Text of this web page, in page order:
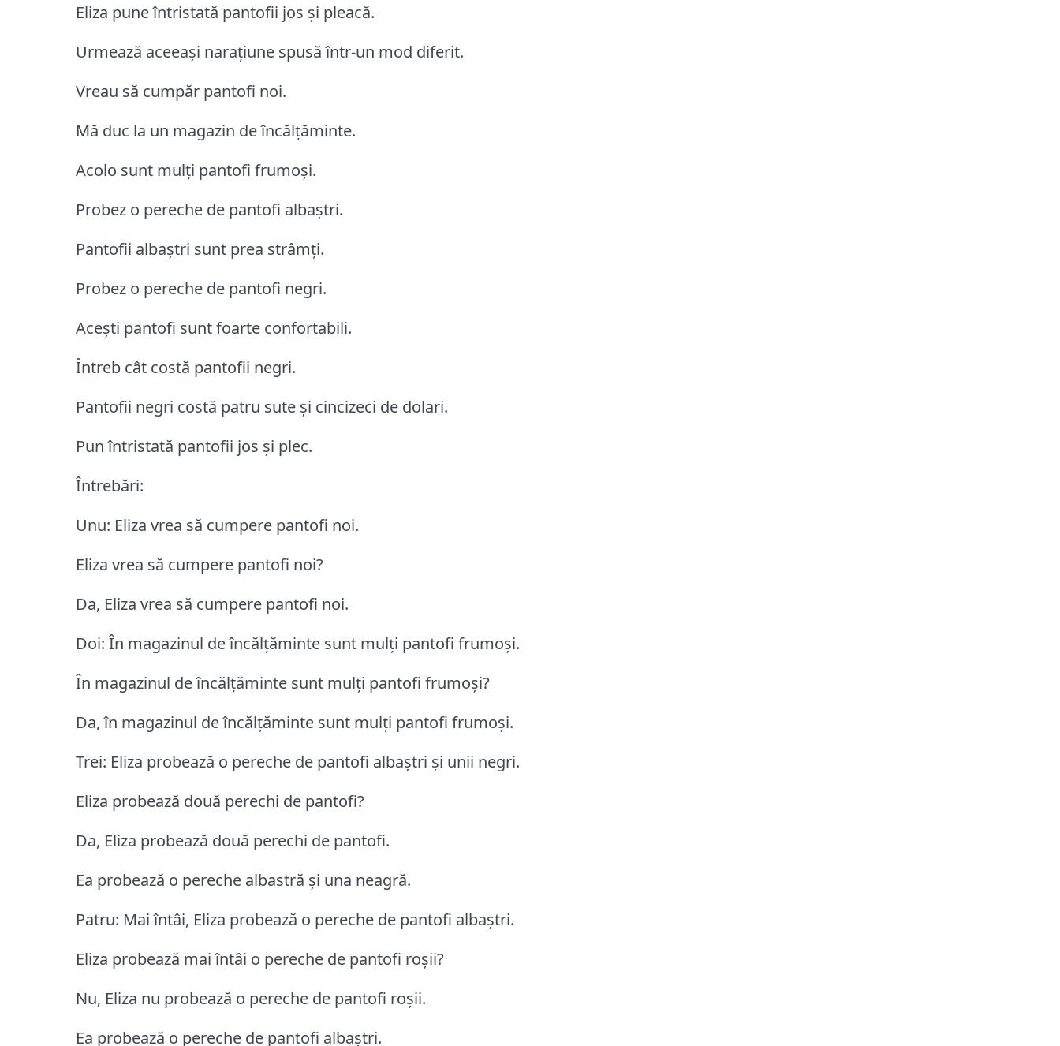
Eliza pune întristată pantofii jos și pleacă.
Urmează aceeași narațiune spusă într-un mod diferit.
Vreau să cumpăr pantofi noi.
Mă duc la un magazin de încălțăminte.
Acolo sunt mulți pantofi frumoși.
Probez o pereche de pantofi albaștri.
Pantofii albaștri sunt prea strâmți.
Probez o pereche de pantofi negri.
Acești pantofi sunt foarte confortabili.
Întreb cât costă pantofii negri.
Pantofii negri costă patru sute și cincizeci de dolari.
Pun întristată pantofii jos și plec.
Întrebări:
Unu: Eliza vrea să cumpere pantofi noi.
Eliza vrea să cumpere pantofi noi?
Da, Eliza vrea să cumpere pantofi noi.
Doi: În magazinul de încălțăminte sunt mulți pantofi frumoși.
În magazinul de încălțăminte sunt mulți pantofi frumoși?
Da, în magazinul de încălțăminte sunt mulți pantofi frumoși.
Trei: Eliza probează o pereche de pantofi albaștri și unii negri.
Eliza probează două perechi de pantofi?
Da, Eliza probează două perechi de pantofi.
Ea probează o pereche albastră și una neagră.
Patru: Mai întâi, Eliza probează o pereche de pantofi albaștri.
Eliza probează mai întâi o pereche de pantofi roșii?
Nu, Eliza nu probează o pereche de pantofi roșii.
Ea probează o pereche de pantofi albaștri.